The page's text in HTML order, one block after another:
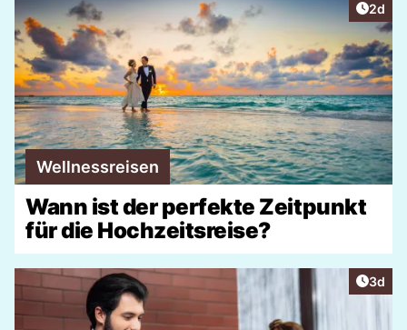
2d
Wellnessreisen
Wann ist der perfekte Zeitpunkt
für die Hochzeitsreise?
3d